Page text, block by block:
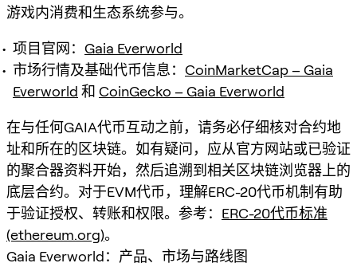
游戏内消费和生态系统参与。
项目官网： Gaia Everworld
市场行情及基础代币信息： CoinMarketCap – Gaia
Everworld 和 CoinGecko – Gaia Everworld
在与任何GAIA代币互动之前，请务必仔细核对合约地
址和所在的区块链。如有疑问，应从官方网站或已验证
的聚合器资料开始，然后追溯到相关区块链浏览器上的
底层合约。对于EVM代币，理解ERC-20代币机制有助
于验证授权、转账和权限。参考： ERC-20代币标准
(ethereum.org)。
Gaia Everworld：产品、市场与路线图